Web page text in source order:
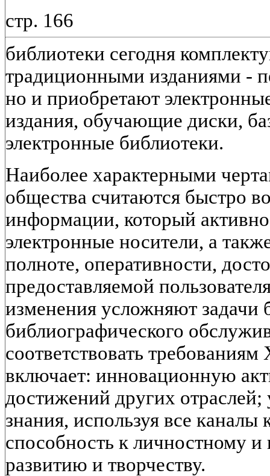
стр. 166
библиотеки сегодня
традиционными изданиями -
но и приобретают
издания, обучающие диски,
электронные библиотеки.
Наиболее характерными
общества считаются быстро
информации, который
электронные носители, а
полноте, оперативности,
предоставляемой
изменения усложняют задачи
библиографического
соответствовать
включает: инновационную
достижений других
знания, используя все
способность к личностному
развитию и творчеству.